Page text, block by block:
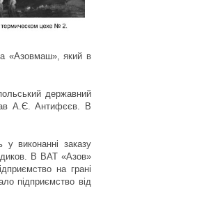
«Азовмаш», який в
державний
А.Є. Антифєєв. В
виконанні заказу
В ВАТ «Азов»
на грані
підприємство від